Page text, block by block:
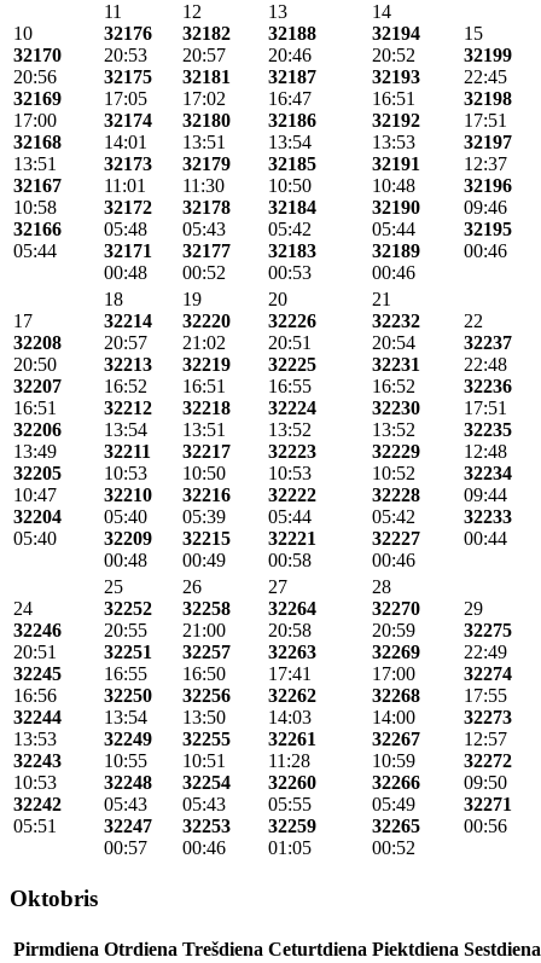
10
32170
20:56
32169
17:00
32168
13:51
32167
10:58
32166
05:44
11
32176
20:53
32175
17:05
32174
14:01
32173
11:01
32172
05:48
32171
00:48
12
32182
20:57
32181
17:02
32180
13:51
32179
11:30
32178
05:43
32177
00:52
13
32188
20:46
32187
16:47
32186
13:54
32185
10:50
32184
05:42
32183
00:53
14
32194
20:52
32193
16:51
32192
13:53
32191
10:48
32190
05:44
32189
00:46
15
32199
22:45
32198
17:51
32197
12:37
32196
09:46
32195
00:46
17
32208
20:50
32207
16:51
32206
13:49
32205
10:47
32204
05:40
18
32214
20:57
32213
16:52
32212
13:54
32211
10:53
32210
05:40
32209
00:48
19
32220
21:02
32219
16:51
32218
13:51
32217
10:50
32216
05:39
32215
00:49
20
32226
20:51
32225
16:55
32224
13:52
32223
10:53
32222
05:44
32221
00:58
21
32232
20:54
32231
16:52
32230
13:52
32229
10:52
32228
05:42
32227
00:46
22
32237
22:48
32236
17:51
32235
12:48
32234
09:44
32233
00:44
24
32246
20:51
32245
16:56
32244
13:53
32243
10:53
32242
05:51
25
32252
20:55
32251
16:55
32250
13:54
32249
10:55
32248
05:43
32247
00:57
26
32258
21:00
32257
16:50
32256
13:50
32255
10:51
32254
05:43
32253
00:46
27
32264
20:58
32263
17:41
32262
14:03
32261
11:28
32260
05:55
32259
01:05
28
32270
20:59
32269
17:00
32268
14:00
32267
10:59
32266
05:49
32265
00:52
29
32275
22:49
32274
17:55
32273
12:57
32272
09:50
32271
00:56
Oktobris
Pirmdiena Otrdiena Trešdiena Ceturtdiena Piektdiena Sestdiena